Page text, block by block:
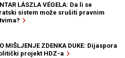
LÁSZLA VÉGELA: Da li se
sistem može srušiti pravnim
MIŠLJENJE ZDENKA DUKE: Dijaspora
projekt HDZ-a